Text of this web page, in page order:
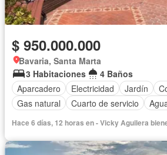
$ 950.000.000
Bavaria, Santa Marta
3 Habitaciones
4 Baños
Aparcadero
Electricidad Jardín
Gas natural
Cuarto de servicio
Hace 6 días, 12 horas en - Vicky Aguilera